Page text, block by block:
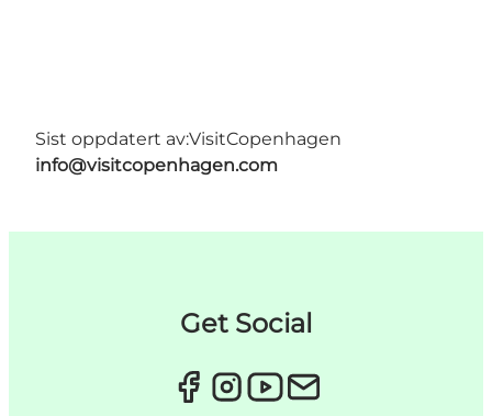
Sist oppdatert av:VisitCopenhagen
info@visitcopenhagen.com
Get Social